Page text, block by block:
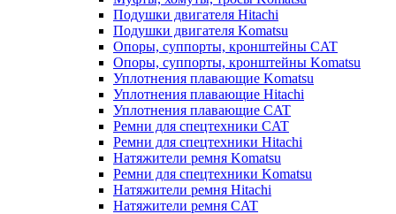
Подушки двигателя Hitachi
Подушки двигателя Komatsu
Опоры, суппорты, кронштейны CAT
Опоры, суппорты, кронштейны Komatsu
Уплотнения плавающие Komatsu
Уплотнения плавающие Hitachi
Уплотнения плавающие CAT
Ремни для спецтехники CAT
Ремни для спецтехники Hitachi
Натяжители ремня Komatsu
Ремни для спецтехники Komatsu
Натяжители ремня Hitachi
Натяжители ремня CAT